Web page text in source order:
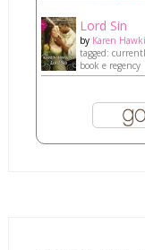
Lord Sin
by Karen
tagged:
book e regency